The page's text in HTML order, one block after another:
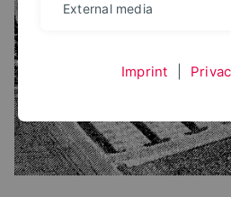
External media
Imprint